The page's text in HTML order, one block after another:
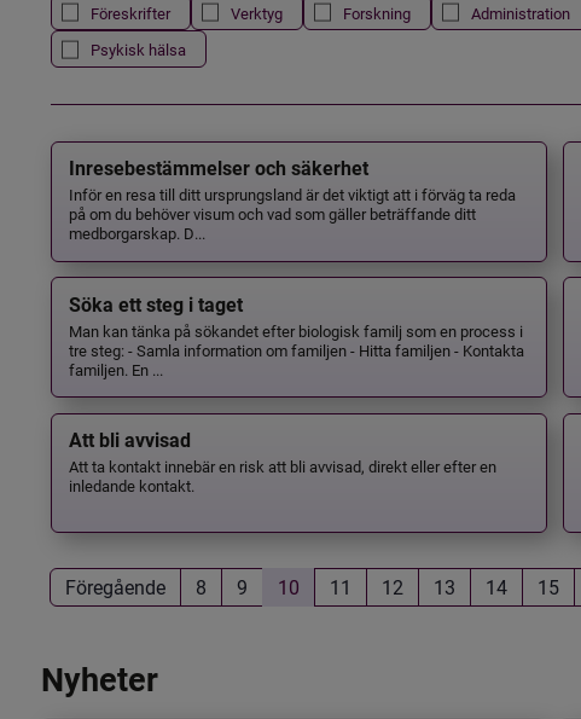
Föreskrifter
Verktyg Forskning Administration
Psykisk hälsa
Inresebestämmelser och säkerhet
Inför en resa till ditt ursprungsland är det viktigt att i förväg ta reda
på om du behöver visum och vad som gäller beträffande ditt
medborgarskap. D...
Söka ett steg i taget
Man kan tänka på sökandet efter biologisk familj som en process i
tre steg: - Samla information om familjen - Hitta familjen - Kontakta
familjen. En ...
Att bli avvisad
Att ta kontakt innebär en risk att bli avvisad, direkt eller efter en
inledande kontakt.
Föregående 8 9 10 11 12 13 14 15
Nyheter